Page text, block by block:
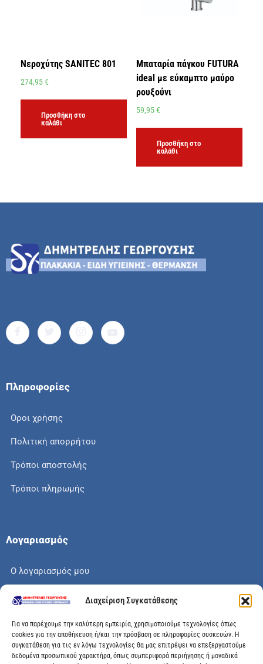
Διαχείριση Συγκατάθεσης
Για να παρέχουμε την καλύτερη εμπειρία, χρησιμοποιούμε τεχνολογίες όπως
cookies για την αποθήκευση ή/και την πρόσβαση σε πληροφορίες συσκευών. Η
συγκατάθεση για τις εν λόγω τεχνολογίες θα μας επιτρέψει να επεξεργαστούμε
δεδομένα προσωπικού χαρακτήρα, όπως συμπεριφορά περιήγησης ή μοναδικά
Νεροχύτης SANITEC 801
274,95€
Προσθήκη στο
καλάθι
Μπαταρία πάγκου FUTURA
ideal με εύκαμπτο μαύρο
ρουξούνι
59,95€
Προσθήκη στο
καλάθι
Πληροφορίες
Οροι χρήσης
Πολιτική απορρήτου
Τρόποι αποστολής
Τρόποι πληρωμής
Λογαριασμός
Ο λογαριασμός μου
Το καλάθι μου
Check out